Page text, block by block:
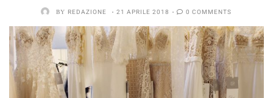
BY REDAZIONE 21 APRILE 2018 0 COMMENTS